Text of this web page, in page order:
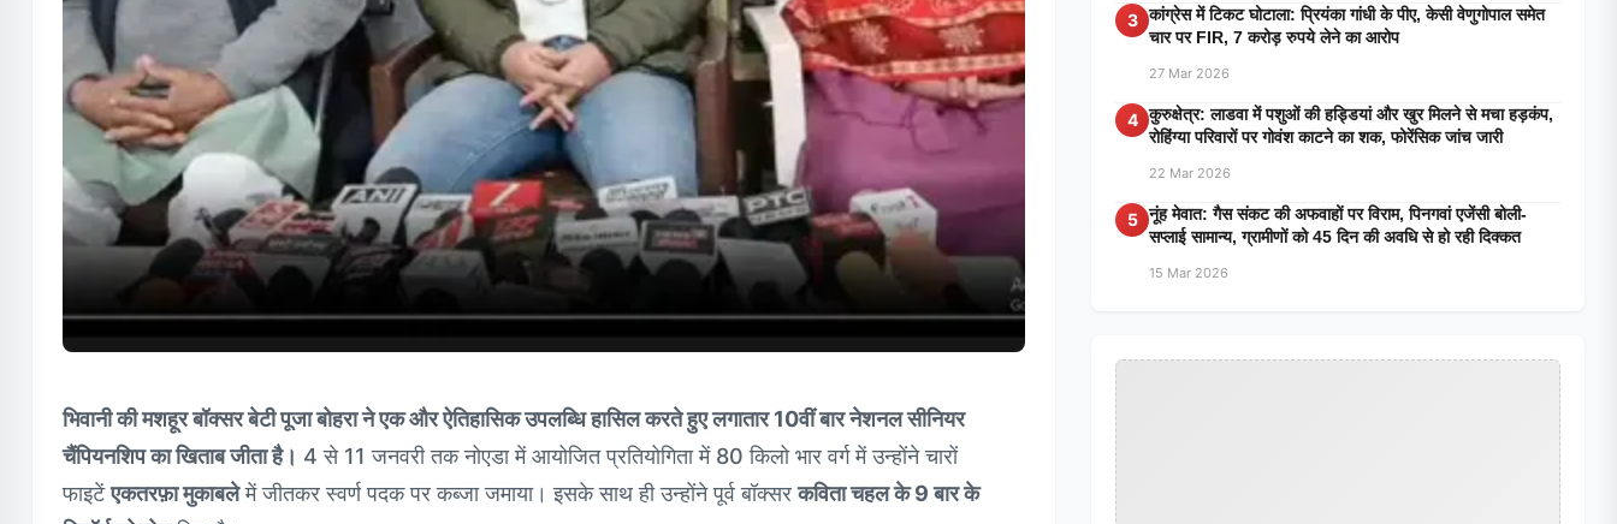
भिवानी की मशहूर बॉक्सर बेटी पूजा बोहरा ने एक और ऐतिहासिक उपलब्धि हासिल करते हुए लगातार 10वीं बार नेशनल सीनियर
चैंपियनशिप का खिताब जीता है। 4 से 11 जनवरी तक नोएडा में आयोजित प्रतियोगिता में 80 किलो भार वर्ग में उन्होंने चारों
फाइटेंएकतरफ़ा मुकाबलेमें जीतकर स्वर्ण पदक पर कब्जा जमाया। इसके साथ ही उन्होंने पूर्व बॉक्सरकविता चहल के 9 बार के
3 कांग्रेस में टिकट घोटाला: प्रियंका गांधी के पीए, केसी वेणुगोपाल समेत
चार पर FIR, 7 करोड़ रुपये लेने का आरोप
27 Mar 2026
4 कुरुक्षेत्र: लाडवा में पशुओं की हड्डियां और खुर मिलने से मचा हड़कंप,
रोहिंग्या परिवारों पर गोवंश काटने का शक, फोरेंसिक जांच जारी
22 Mar 2026
5 नूंह मेवात: गैस संकट की अफवाहों पर विराम, पिनगवां एजेंसी बोली-
सप्लाई सामान्य, ग्रामीणों को 45 दिन की अवधि से हो रही दिक्कत
15 Mar 2026